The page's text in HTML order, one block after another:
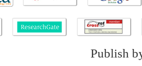
Publish